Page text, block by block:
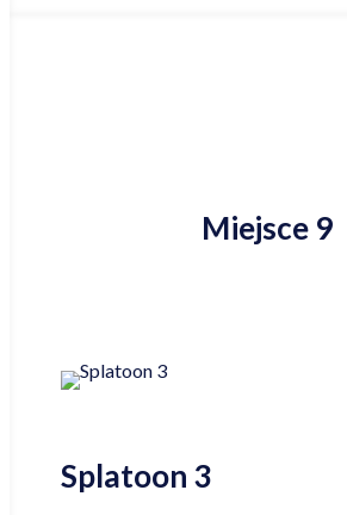
Miejsce 9
Splatoon 3